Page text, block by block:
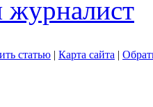
статью | Карта сайта |